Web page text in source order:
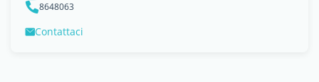
8648063
Contattaci